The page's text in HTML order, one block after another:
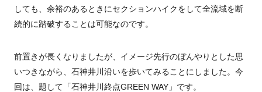
しても、余裕のあるときにセクションハイクをして全流域を断
続的に踏破することは可能なのです。
前置きが長くなりましたが、イメージ先行のぼんやりとした思
いつきながら、石神井川沿いを歩いてみることにしました。今
回は、題して「石神井川終点GREEN WAY」です。